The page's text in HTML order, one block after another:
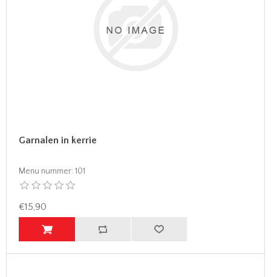
Garnalen in kerrie
Menu nummer: 101
€15,90